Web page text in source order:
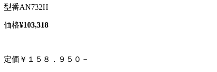
型番AN732H
価格¥103,318
定価￥１５８．９５０－